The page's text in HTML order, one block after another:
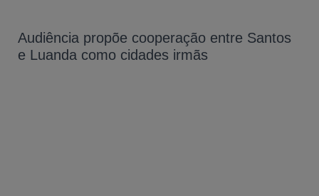
Audiência propõe cooperação entre Santos
e Luanda como cidades irmãs